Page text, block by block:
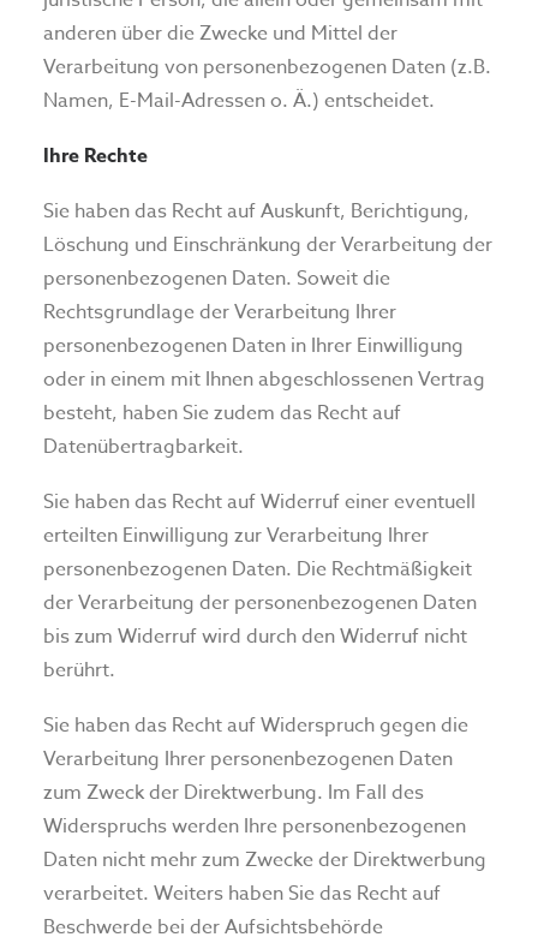
anderen über die Zwecke und Mittel der
Verarbeitung von personenbezogenen Daten (z.B.
Namen, E-Mail-Adressen o. Ä.) entscheidet.
Ihre Rechte
Sie haben das Recht auf Auskunft, Berichtigung,
Löschung und Einschränkung der Verarbeitung der
personenbezogenen Daten. Soweit die
Rechtsgrundlage der Verarbeitung Ihrer
personenbezogenen Daten in Ihrer Einwilligung
oder in einem mit Ihnen abgeschlossenen Vertrag
besteht, haben Sie zudem das Recht auf
Datenübertragbarkeit.
Sie haben das Recht auf Widerruf einer eventuell
erteilten Einwilligung zur Verarbeitung Ihrer
personenbezogenen Daten. Die Rechtmäßigkeit
der Verarbeitung der personenbezogenen Daten
bis zum Widerruf wird durch den Widerruf nicht
berührt.
Sie haben das Recht auf Widerspruch gegen die
Verarbeitung Ihrer personenbezogenen Daten
zum Zweck der Direktwerbung. Im Fall des
Widerspruchs werden Ihre personenbezogenen
Daten nicht mehr zum Zwecke der Direktwerbung
verarbeitet. Weiters haben Sie das Recht auf
Beschwerde bei der Aufsichtsbehörde